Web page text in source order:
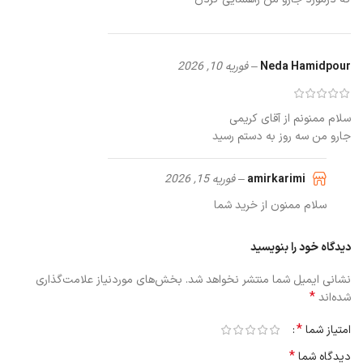
Neda Hamidpour
–فوریه 10, 2026
سلام ممنونم از آقای کریمی
جارو من سه روز به دستم رسید
–فوریه 15, 2026
سلام ممنون از خرید شما
دیدگاه خود را بنویسید
نشانی ایمیل شما منتشر نخواهد شد. بخش‌های موردنیاز علامت‌گذاری
شده‌اند*
امتیاز شما*
دیدگاه شما*